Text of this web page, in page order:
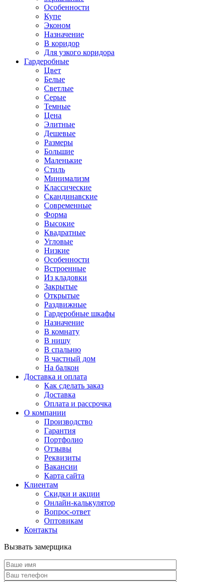
Особенности
Купе
Эконом
Назначение
В коридор
Для узкого коридора
Гардеробные
Цвет
Белые
Светлые
Серые
Темные
Цена
Элитные
Дешевые
Размеры
Большие
Маленькие
Стиль
Минимализм
Классические
Скандинавские
Современные
Форма
Высокие
Квадратные
Угловые
Низкие
Особенности
Встроенные
Из кладовки
Закрытые
Открытые
Раздвижные
Гардеробные шкафы
Назначение
В комнату
В нишу
В спальню
В частный дом
На балкон
Доставка и оплата
Как сделать заказ
Доставка
Оплата и рассрочка
О компании
Производство
Гарантия
Портфолио
Отзывы
Реквизиты
Вакансии
Карта сайта
Клиентам
Скидки и акции
Онлайн-калькулятор
Вопрос-ответ
Оптовикам
Контакты
Вызвать замерщика